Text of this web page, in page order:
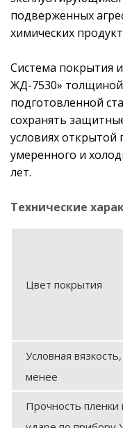
подверженных
химических
Система покрытия
ЖД-7530» толщиной
подготовленной
сохранять
условиях
умеренного и
лет.
Технические
Цвет покрытия
Условная
менее
Прочность пленки